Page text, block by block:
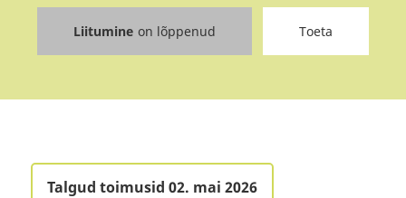
Liitumine on lõppenud Toeta
Talgud toimusid 02. mai 2026